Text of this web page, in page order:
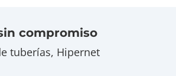
compromiso
tuberías, Hipernet